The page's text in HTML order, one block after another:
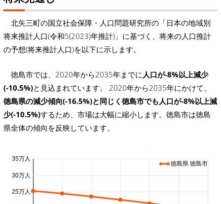
北矢三町の国立社会保障・人口問題研究所の「日本の地域別
将来推計人口(令和5(2023)年推計)」に基づく、将来の人口推計
の予想(将来推計人口)を以下に示します。
徳島市では、2020年から2035年までに 人口が-8%以上減少
(-10.5%)と見込まれています。 2020年から2035年にかけて、
徳島県の減少傾向(-16.5%)と同じく徳島市でも人口が-8%以上減
少(-10.5%)するため、市場は大幅に縮小します。徳島市は徳島
県全体の傾向を反映しています。
25万人
30万人
35万人
徳島県 徳島市